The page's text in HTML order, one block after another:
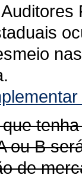
ou B
de